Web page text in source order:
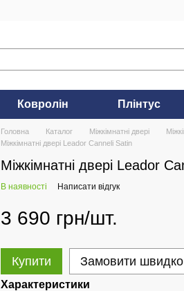
Ковролін Плінтус
Головна Каталог Міжкімнатні двері
Міжкімнатні двері Leador Canneli Satin
Міжкімнатні двері Leador
В наявності Написати відгук
3 690 грн/шт.
Купити Замовити швидко
Характеристики